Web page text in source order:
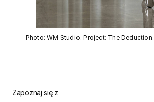
Photo: WM Studio. Project: The Deduction.
Zapoznaj się z